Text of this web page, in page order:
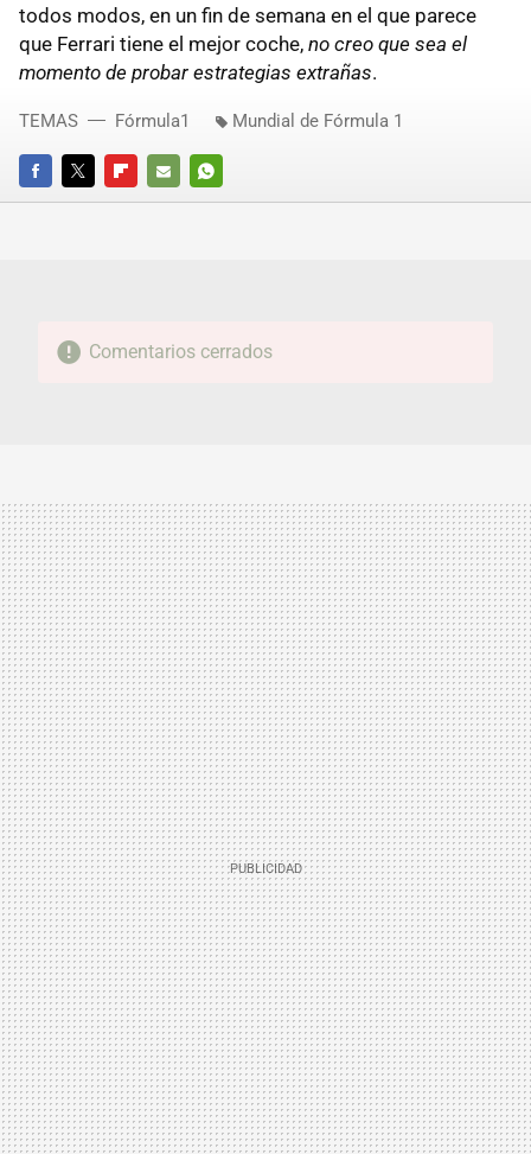
todos modos, en un fin de semana en el que parece
que Ferrari tiene el mejor coche, no creo que sea el
momento de probar estrategias extrañas.
FACEBOOKTWITTERFLIPBOARD
E-
WHATSAPP
TEMAS Fórmula1 Mundial de Fórmula 1
Comentarios cerrados